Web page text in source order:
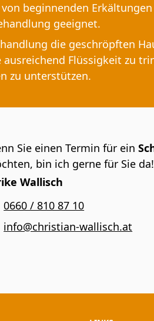
beginnenden
geeignet.
die geschröpften
Flüssigkeit zu
zu unterstützen.
Sie einen Termin für ein
bin ich gerne für Sie da!
Wallisch
0660 / 810 87 10
info@christian-wallisch.at